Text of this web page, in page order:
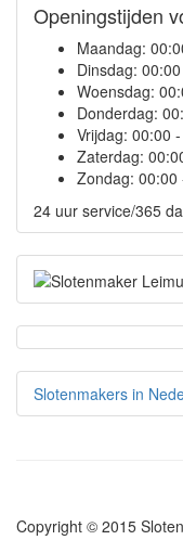
Openingstijden
Maandag:
Dinsdag:
Woensdag:
Donderdag:
Vrijdag: 00:00
Zaterdag:
Zondag: 00:00
24 uur service/365
Slotenmakers in
Copyright © 2015